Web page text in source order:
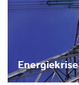
Energiekrise